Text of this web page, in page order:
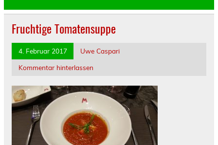
Fruchtige Tomatensuppe
4. Februar 2017
Uwe Caspari
Kommentar hinterlassen